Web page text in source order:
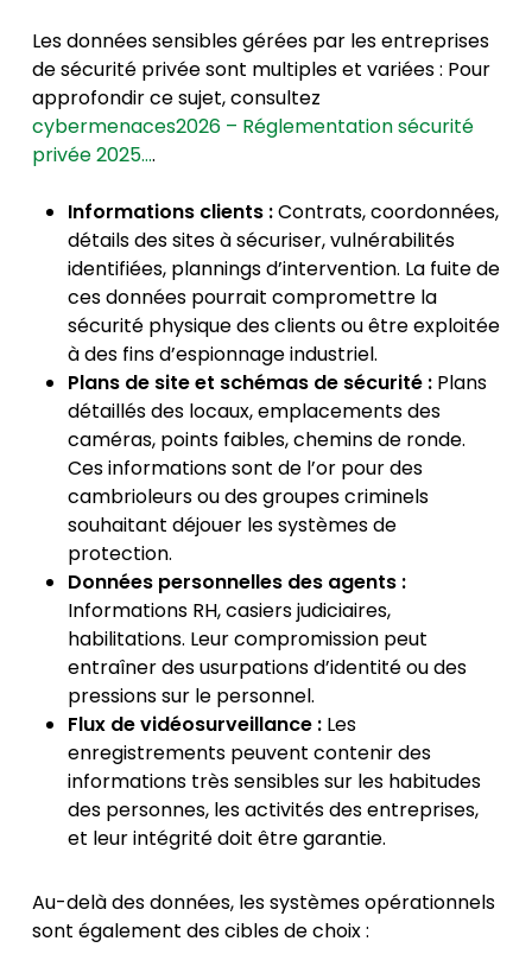
Les données sensibles gérées par les entreprises
de sécurité privée sont multiples et variées : Pour
approfondir ce sujet, consultez
cybermenaces2026 – Réglementation sécurité
privée 2025….
Informations clients :Contrats, coordonnées,
détails des sites à sécuriser, vulnérabilités
identifiées, plannings d’intervention. La fuite de
ces données pourrait compromettre la
sécurité physique des clients ou être exploitée
à des fins d’espionnage industriel.
Plans de site et schémas de sécurité :Plans
détaillés des locaux, emplacements des
caméras, points faibles, chemins de ronde.
Ces informations sont de l’or pour des
cambrioleurs ou des groupes criminels
souhaitant déjouer les systèmes de
protection.
Données personnelles des agents :
Informations RH, casiers judiciaires,
habilitations. Leur compromission peut
entraîner des usurpations d’identité ou des
pressions sur le personnel.
Flux de vidéosurveillance :Les
enregistrements peuvent contenir des
informations très sensibles sur les habitudes
des personnes, les activités des entreprises,
et leur intégrité doit être garantie.
Au-delà des données, les systèmes opérationnels
sont également des cibles de choix :